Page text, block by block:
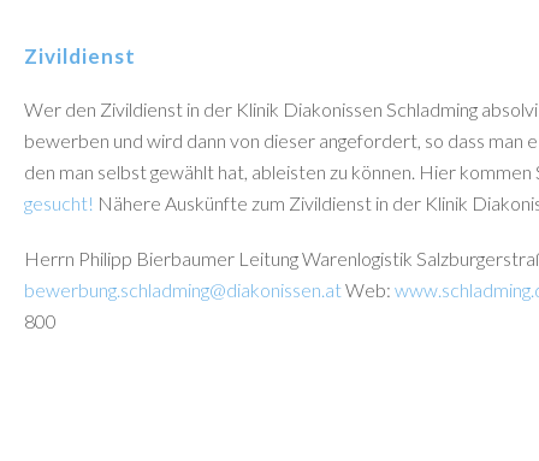
Zivildienst
Wer den Zivildienst in der Klinik Diakonissen Schladming
bewerben und wird dann von dieser angefordert, so dass man
den man selbst gewählt hat, ableisten zu können. Hier
gesucht! Nähere Auskünfte zum Zivildienst in der Klinik
Herrn Philipp Bierbaumer Leitung Warenlogistik
bewerbung.schladming@diakonissen.atWeb:
800